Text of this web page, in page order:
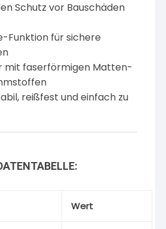
Schutz vor Bauschäden
Funktion für sichere
mit faserförmigen Matten-
reißfest und einfach zu
Wert